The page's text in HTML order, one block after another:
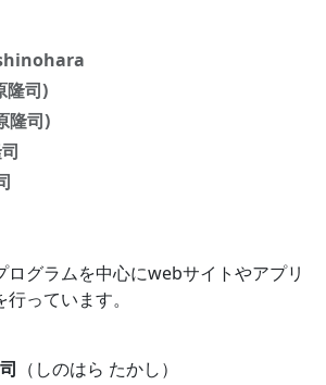
司)
隆司)
ログラムを中心にwebサイトやアプリ
っています。
（しのはら たかし）